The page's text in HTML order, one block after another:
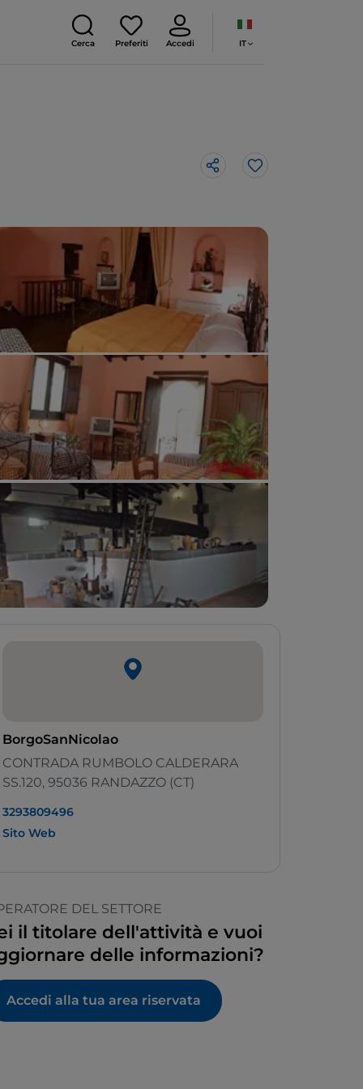
Cerca Preferiti Accedi IT
Like
BorgoSanNicolao
CONTRADA RUMBOLO CALDERARA
SS.120, 95036 RANDAZZO (CT)
3293809496
Sito Web
DEL SETTORE
il titolare dell'attività e vuoi
delle informazioni?
Accedi alla tua area riservata